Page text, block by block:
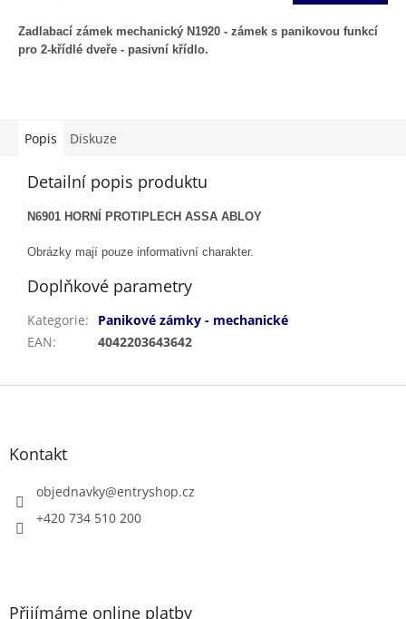
Zadlabací zámek mechanický N1920 - zámek s panikovou funkcí
pro 2-křídlé dveře - pasivní křídlo.
Popis Diskuze
Detailní popis produktu
N6901 HORNÍ PROTIPLECH ASSA ABLOY
Obrázky mají pouze informativní charakter.
Doplňkové parametry
Kategorie:
Panikové zámky - mechanické
EAN: 4042203643642
Z
Kontakt
objednavky@entryshop.cz
+420 734 510 200
Přijímáme online platby